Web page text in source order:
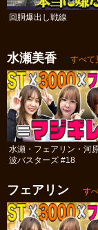
回胴爆出し戦線
水瀬美香 すべて
水瀬・フェアリン・河
波バスターズ #18
フェアリン す